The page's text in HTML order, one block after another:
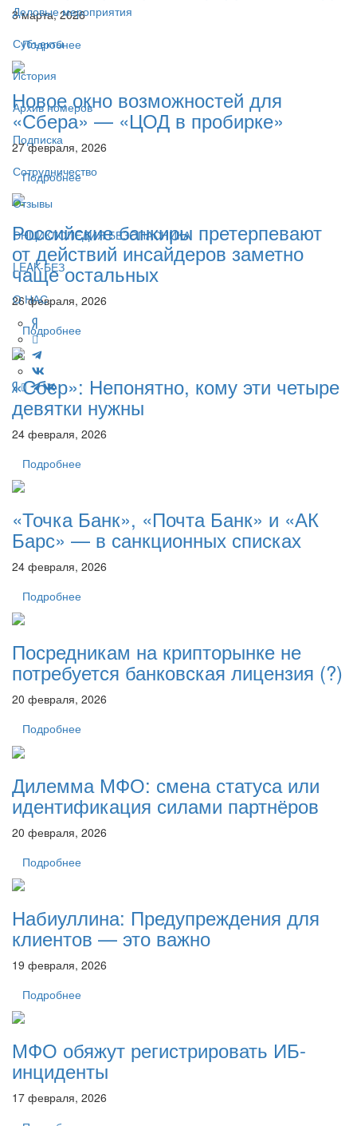
Деловые мероприятия
Субъекты
История
Архив номеров
Подписка
Сотрудничество
Отзывы
ЭНЦИКЛОПЕДИЯ БЕЗОПАСНИКА
LEAK-БЕЗ
О НАС
3 марта, 2026
Подробнее
Новое окно возможностей для
«Сбера» — «ЦОД в пробирке»
27 февраля, 2026
Подробнее
Российские банкиры претерпевают
от действий инсайдеров заметно
чаще остальных
26 февраля, 2026
Подробнее
«Сбер»: Непонятно, кому эти четыре
девятки нужны
24 февраля, 2026
Подробнее
«Точка Банк», «Почта Банк» и «АК
Барс» — в санкционных списках
24 февраля, 2026
Подробнее
Посредникам на крипторынке не
потребуется банковская лицензия (?)
20 февраля, 2026
Подробнее
Дилемма МФО: смена статуса или
идентификация силами партнёров
20 февраля, 2026
Подробнее
Набиуллина: Предупреждения для
клиентов — это важно
19 февраля, 2026
Подробнее
МФО обяжут регистрировать ИБ-
инциденты
17 февраля, 2026